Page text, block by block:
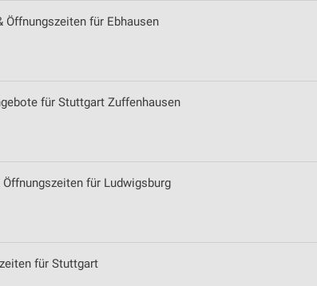
für Ebhausen
für Stuttgart Zuffenhausen
für Ludwigsburg
für Stuttgart